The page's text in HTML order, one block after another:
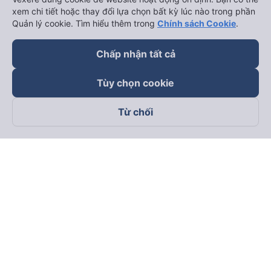
Theo dõi chúng tôi trên
xem chi tiết hoặc thay đổi lựa chọn bất kỳ lúc nào trong phần
Quản lý cookie. Tìm hiểu thêm trong Chính sách Cookie.
Chấp nhận tất cả
Tùy chọn cookie
Từ chối